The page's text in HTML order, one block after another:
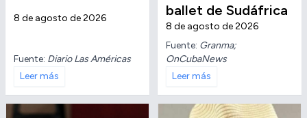
8 de agosto de 2026
Fuente: Diario Las Américas
Leer más
ballet de Sudáfrica
8 de agosto de 2026
Fuente: Granma;
OnCubaNews
Leer más